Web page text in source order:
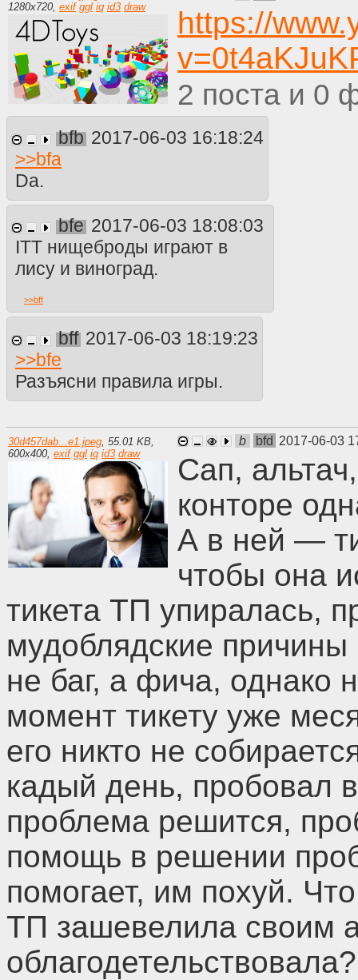
1280x720, exif ggl iq id3 draw
https://
2 0
bfb 2017-06-03 16:18:24
>>bfa
Da.
bfe 2017-06-03 18:08:03
ITT нищеброды играют в
лису и виноград.
>>bff
bff 2017-06-03 18:19:23
>>bfe
Разъясни правила игры.
30d457dab...e1.jpeg 55.01 KB
600x400 exif ggl iq id3 draw
b bfd 2017-06-03
Сап,
конторе
А в ней —
чтобы она
тикета ТП упиралась,
мудоблядские причины
не баг, а фича, однако
момент тикету уже
его никто не
кадый день, пробовал
проблема решится,
помощь в решении
помогает, им похуй.
ТП зашевелила своим
облагодетельствовала?